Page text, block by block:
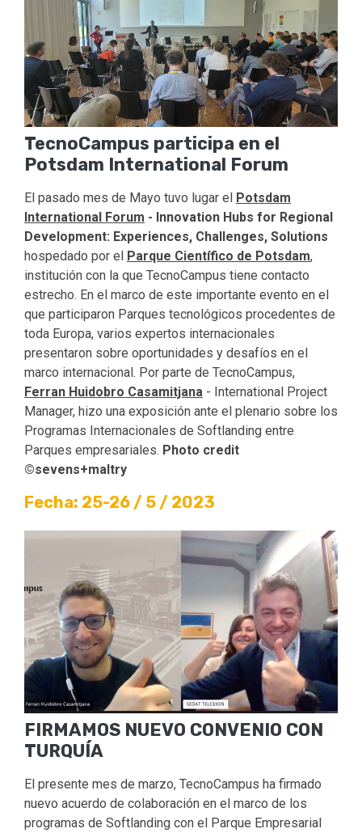
TecnoCampus participa en el
Potsdam International Forum
El pasado mes de Mayo tuvo lugar el
Potsdam
International Forum - Innovation Hubs for Regional
Development: Experiences, Challenges, Solutions
hospedado por el
Parque Científico de Potsdam,
institución con la que TecnoCampus tiene contacto
estrecho. En el marco de este importante evento en el
que participaron Parques tecnológicos procedentes de
toda Europa, varios expertos internacionales
presentaron sobre oportunidades y desafíos en el
marco internacional. Por parte de TecnoCampus,
Ferran Huidobro Casamitjana - International Project
Manager, hizo una exposición ante el plenario sobre los
Programas Internacionales de Softlanding entre
Parques empresariales. Photo credit
©sevens+maltry
Fecha: 25-26 / 5 / 2023
FIRMAMOS NUEVO CONVENIO CON
TURQUÍA
El presente mes de marzo, TecnoCampus ha firmado
nuevo acuerdo de colaboración en el marco de los
programas de Softlanding con el Parque Empresarial